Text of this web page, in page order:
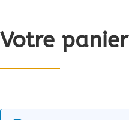
Votre panier